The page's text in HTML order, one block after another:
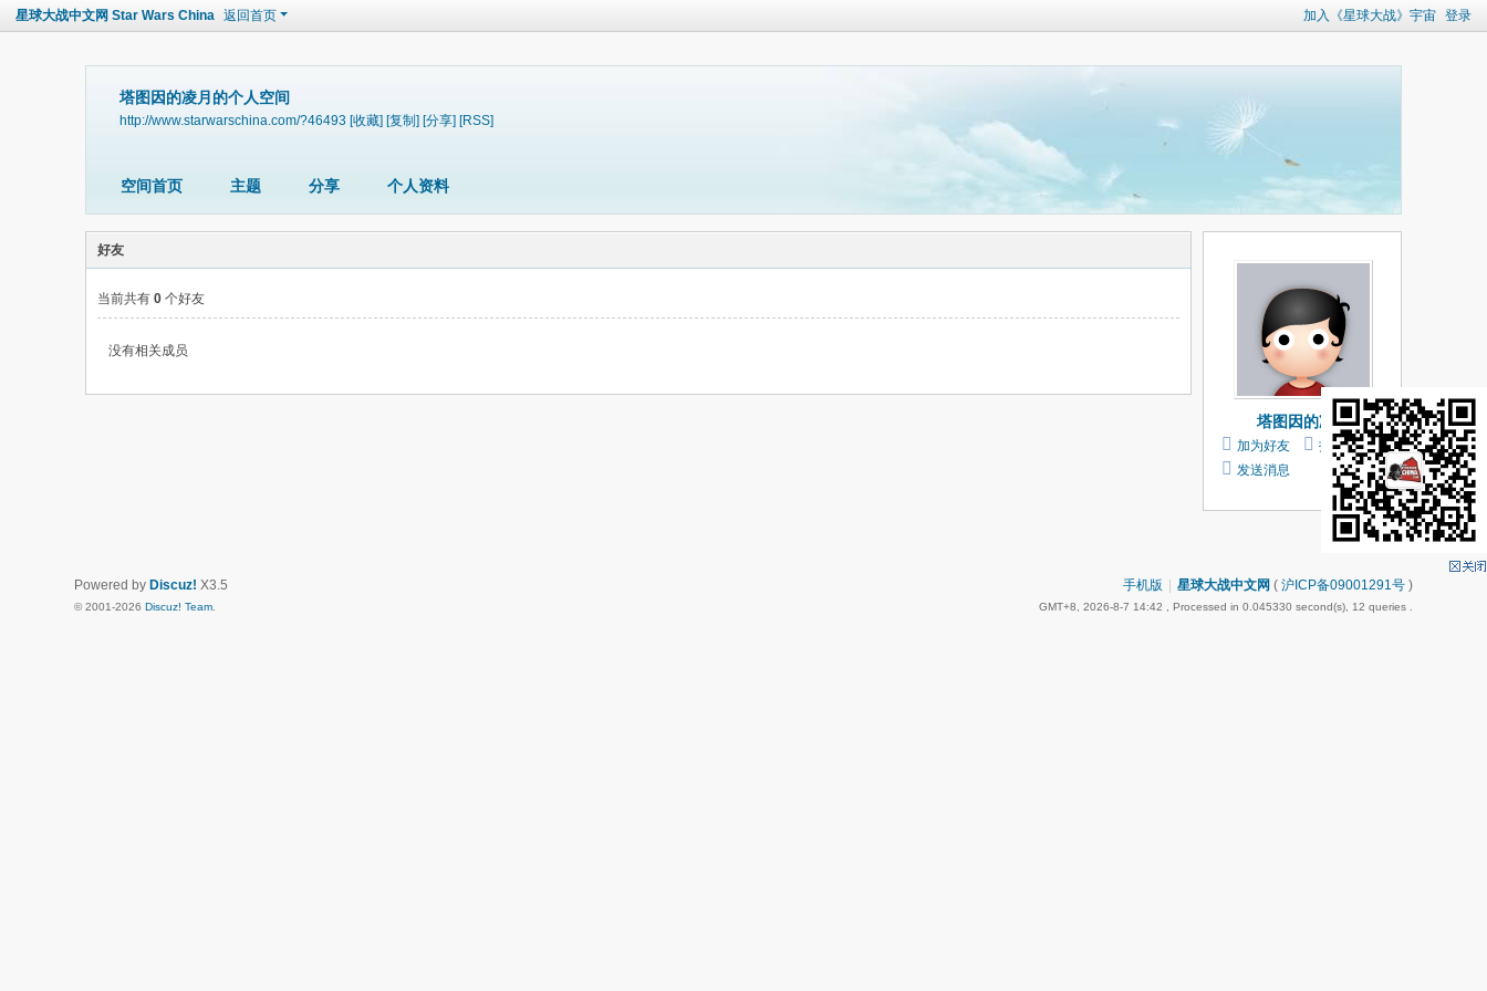
加入《星球大战》宇宙 登录
星球大战中文网 Star Wars China 返回首页
塔图因的凌月的个人空间
http://www.starwarschina.com/?46493 [收藏] [复制] [分享] [RSS]
空间首页 主题 分享 个人资料
好友
当前共有 0 个好友
没有相关成员
塔图因的凌月
加为好友
打个招呼
发送消息
手机版 星球大战中文网 ( 沪ICP备09001291号 )
GMT+8, 2026-8-7 14:42 , Processed in 0.045330 second(s), 12 queries .
Powered by Discuz! X3.5
© 2001-2026 Discuz! Team